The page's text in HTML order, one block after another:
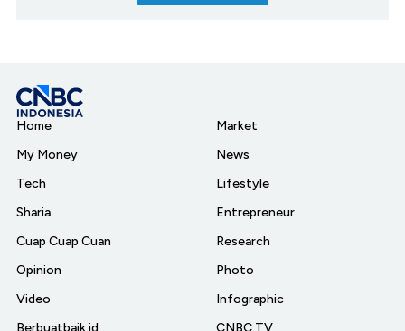
Home
My Money
Tech
Sharia
Cuap Cuap Cuan
Opinion
Video
Market
News
Lifestyle
Entrepreneur
Research
Photo
Infographic